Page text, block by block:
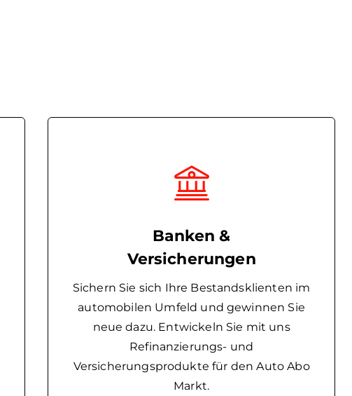
Banken &
Versicherungen
Sichern Sie sich Ihre Bestandsklienten im
automobilen Umfeld und gewinnen Sie
neue dazu. Entwickeln Sie mit uns
Refinanzierungs- und
Versicherungsprodukte für den Auto Abo
Markt.